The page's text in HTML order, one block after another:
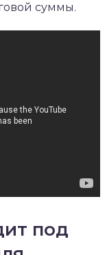
суммы.
под